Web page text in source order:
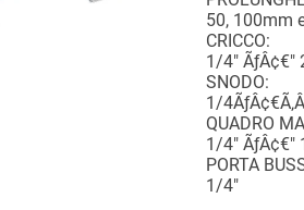
50, 100mm
CRICCO:
1/4" ÃƒÂ¢€"
SNODO:
1/
QUADRO
1/4" ÃƒÂ¢€"
PORTA
1/4"